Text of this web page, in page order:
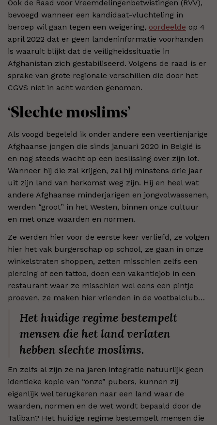
Ook de Raad voor Vreemdelingenbetwistingen (RVV),
bevoegd wanneer een kandidaat-vluchteling in
beroep wil gaan tegen een weigering, oordeelde op 4
april 2022 dat er geen landeninformatie voorhanden
is waaruit blijkt dat de veiligheidssituatie in
Afghanistan zich gestabiliseerd. Volgens de raad is er
sprake van grote regionale verschillen die door het
CGVS niet in acht werden genomen.
‘Slechte moslims’
Als voogd begeleid ik onder andere een veertienjarige
Afghaanse jongen die sinds januari 2020 in België is
en nog steeds wacht op een beslissing over zijn lot.
Wanneer hij die zal krijgen, zal hij minstens drie jaar
uit zijn land van herkomst weg zijn. Hij en heel wat
andere Afghaanse minderjarigen en jongvolwassenen,
werden “groot” in het Westen, binnen onze cultuur
en met onze waarden en normen.
Ze werden hier voor de eerste keer verliefd, ze volgen
hier het vak burgerschap op school, ze gaan in onze
winkelstraten shoppen, zetten misschien zelfs een
piercing of een tattoo, doen een vakantiejob in een
restaurant waar ze misschien wel eens een pintje
proeven, ze maken hier vrienden in de voetbalclub…
Het huidige regime bestempelt
mensen die het land verlaten
hebben slechte moslims.
En zelfs al zijn ze na jaren integratie natuurlijk geen
identieke kopie van “onze” pubers, kunnen zij
eigenlijk wel terugkeren naar een land waar de
waarden, normen en de wet wordt bepaald door de
Taliban? Het huidige regime bestempelt mensen die